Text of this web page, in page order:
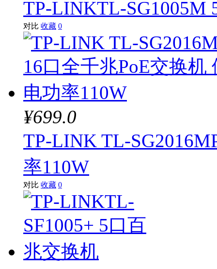
TP-LINKTL-SG1005M
对比 收藏 0
¥699.0
TP-LINK TL-
率110W
对比 收藏 0